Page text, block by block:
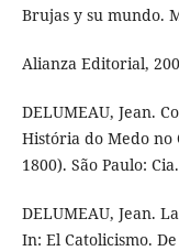
Brujas y su mundo.
Alianza Editorial,
DELUMEAU, Jean.
História do Medo no
1800). São Paulo:
DELUMEAU, Jean.
In: El Catolicismo.